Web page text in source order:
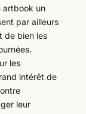
artbook un
par ailleurs
de bien les
les
intérêt de
leur